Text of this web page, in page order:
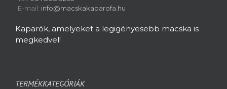
E-mail: info@macskakaparofa.hu
Kaparók, amelyeket a legigényesebb macska is
megkedvel!
TERMÉKKATEGÓRIÁK